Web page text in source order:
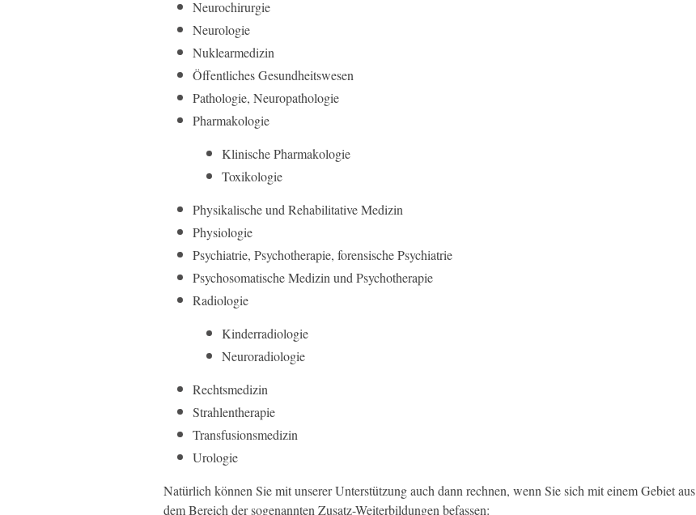
Neurochirurgie
Neurologie
Nuklearmedizin
Öffentliches Gesundheitswesen
Pathologie, Neuropathologie
Pharmakologie
Klinische Pharmakologie
Toxikologie
Physikalische und Rehabilitative Medizin
Physiologie
Psychiatrie, Psychotherapie, forensische Psychiatrie
Psychosomatische Medizin und Psychotherapie
Radiologie
Kinderradiologie
Neuroradiologie
Rechtsmedizin
Strahlentherapie
Transfusionsmedizin
Urologie
Natürlich können Sie mit unserer Unterstützung auch dann rechnen, wenn Sie sich mit einem Gebiet aus
dem Bereich der sogenannten Zusatz-Weiterbildungen befassen: